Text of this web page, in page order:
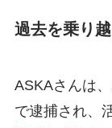
過去を乗り
ASKAさんは
で逮捕され、